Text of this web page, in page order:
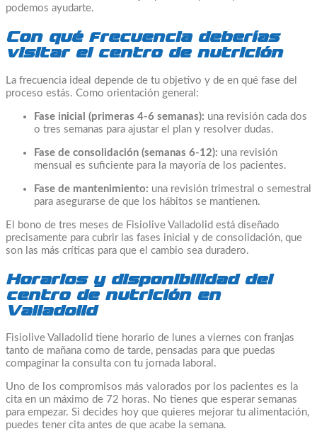
podemos ayudarte.
Con qué frecuencia deberías
visitar el centro de nutrición
La frecuencia ideal depende de tu objetivo y de en qué fase del
proceso estás. Como orientación general:
Fase inicial (primeras 4-6 semanas): una revisión cada dos
o tres semanas para ajustar el plan y resolver dudas.
Fase de consolidación (semanas 6-12): una revisión
mensual es suficiente para la mayoría de los pacientes.
Fase de mantenimiento: una revisión trimestral o semestral
para asegurarse de que los hábitos se mantienen.
El bono de tres meses de Fisiolive Valladolid está diseñado
precisamente para cubrir las fases inicial y de consolidación, que
son las más críticas para que el cambio sea duradero.
Horarios y disponibilidad del
centro de nutrición en
Valladolid
Fisiolive Valladolid tiene horario de lunes a viernes con franjas
tanto de mañana como de tarde, pensadas para que puedas
compaginar la consulta con tu jornada laboral.
Uno de los compromisos más valorados por los pacientes es la
cita en un máximo de 72 horas. No tienes que esperar semanas
para empezar. Si decides hoy que quieres mejorar tu alimentación,
puedes tener cita antes de que acabe la semana.